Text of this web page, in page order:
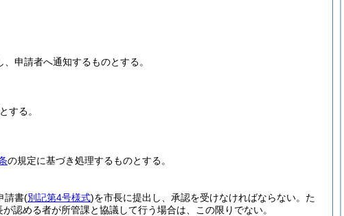
申請者へ通知するものとする。
する。
の規定に基づき処理するものとする。
請書(別記第4号様式)を市長に提出し、承認を受けなければならない。 た
認める者が所管課と協議して行う場合は、この限りでない。